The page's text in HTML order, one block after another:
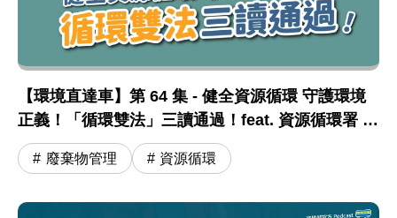
【環境直達車】第 64 集 - 健全資源循環 守護環境
正義！「循環雙法」三讀通過！feat. 資源循環署 蔣
震彥組長
廢棄物管理 資源循環